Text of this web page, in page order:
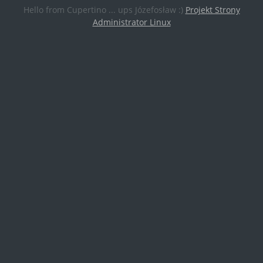
Hello from Cupertino ... ups Józefosław :) Projekt Strony
Administrator Linux